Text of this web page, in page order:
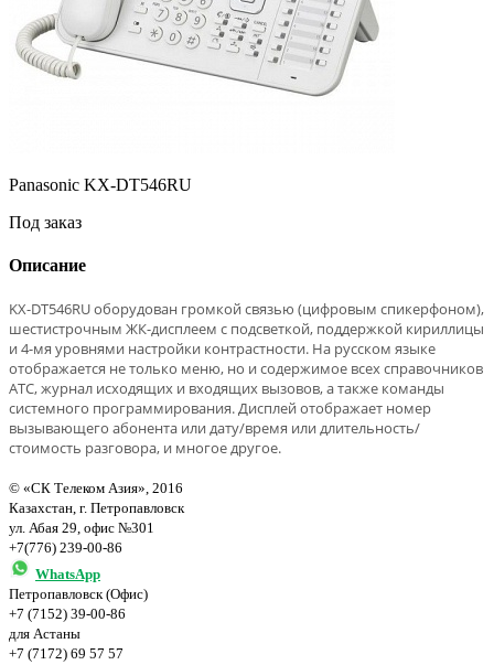
Panasonic KX-DT546RU
Под заказ
Описание
KX-DT546RU оборудован громкой связью (цифровым спикерфоном),
шестистрочным ЖК-дисплеем с подсветкой, поддержкой кириллицы
и 4-мя уровнями настройки контрастности. На русском языке
отображается не только меню, но и содержимое всех справочников
АТС, журнал исходящих и входящих вызовов, а также команды
системного программирования. Дисплей отображает номер
вызывающего абонента или дату/время или длительность/
стоимость разговора, и многое другое.
© «СК Телеком Азия», 2016
Казахстан, г. Петропавловск
ул. Абая 29, офис №301
+7(776) 239-00-86
WhatsApp
Петропавловск (Офис)
+7 (7152) 39-00-86
для Астаны
+7 (7172) 69 57 57